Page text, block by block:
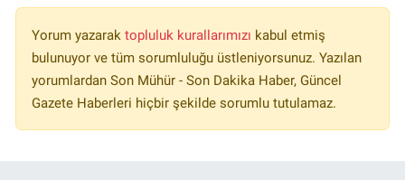
Yorum yazarak topluluk kurallarımızı kabul etmiş
bulunuyor ve tüm sorumluluğu üstleniyorsunuz. Yazılan
yorumlardan Son Mühür - Son Dakika Haber, Güncel
Gazete Haberleri hiçbir şekilde sorumlu tutulamaz.